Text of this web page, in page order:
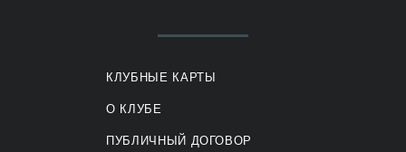
КЛУБНЫЕ КАРТЫ
О КЛУБЕ
ПУБЛИЧНЫЙ ДОГОВОР